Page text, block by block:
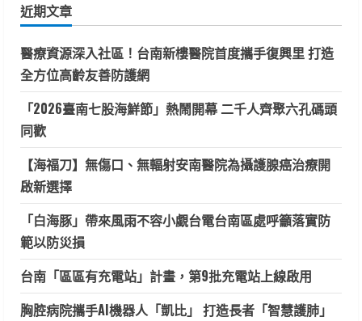
字:
近期文章
醫療資源深入社區！台南新樓醫院首度攜手復興里 打造
全方位高齡友善防護網
「2026臺南七股海鮮節」熱鬧開幕 二千人齊聚六孔碼頭
同歡
【海福刀】無傷口、無輻射安南醫院為攝護腺癌治療開
啟新選擇
「白海豚」帶來風雨不容小覷台電台南區處呼籲落實防
範以防災損
台南「區區有充電站」計畫，第9批充電站上線啟用
胸腔病院攜手AI機器人「凱比」 打造長者「智慧護肺」